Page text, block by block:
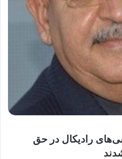
رادیکال در حق